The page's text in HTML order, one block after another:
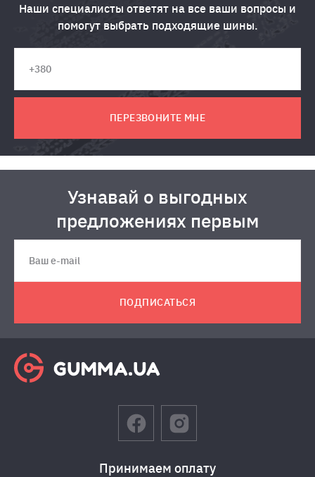
Наши специалисты ответят на все ваши вопросы и
помогут выбрать подходящие шины.
ПЕРЕЗВОНИТЕ МНЕ
Узнавай о выгодных
предложениях первым
ПОДПИСАТЬСЯ
Принимаем оплату